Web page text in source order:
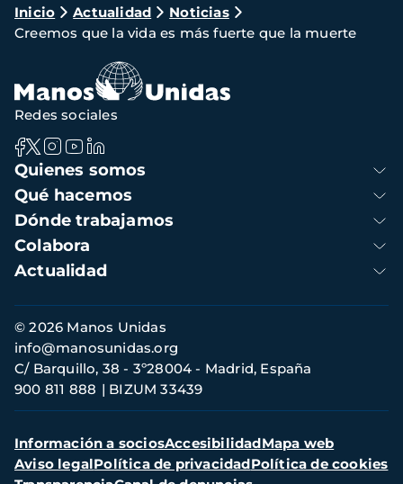
Ruta
de
navegación
Inicio Actualidad
Noticias
Creemos que la vida es más fuerte que la muerte
Navegación
principal
Quienes somos
Qué hacemos
Dónde trabajamos
Colabora
Actualidad
Redes sociales
Información
de
contacto
© 2026 Manos Unidas
C/ Barquillo, 38 - 3º28004 - Madrid, España
900 811 888
BIZUM 33439
info@manosunidas.org
Menú
secundario
Información a sociosAccesibilidadMapa web
Aviso legalPolítica de privacidadPolítica de cookies